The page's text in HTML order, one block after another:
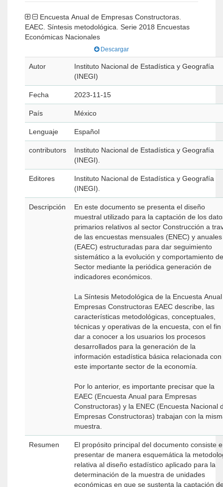
EAEC. Síntesis metodológica. Serie 2018 Encuestas
Económicas Nacionales
Descargar
Autor
Instituto Nacional de Estadística y Geografía
(INEGI)
Fecha 2023-11-15
País México
Lenguaje Español
contributors
Instituto Nacional de Estadística y Geografía
(INEGI).
Editores
Instituto Nacional de Estadística y Geografía
(INEGI).
Descripción
En este documento se presenta el diseño
muestral utilizado para la captación de los
primarios relativos al sector Construcción a
de las encuestas mensuales (ENEC) y anuales
(EAEC) estructuradas para dar seguimiento
sistemático a la evolución y comportamiento
Sector mediante la periódica generación de
indicadores económicos.
La Síntesis Metodológica de la Encuesta
Empresas Constructoras EAEC describe, las
características metodológicas, conceptuales,
técnicas y operativas de la encuesta, con el fin
dar a conocer a los usuarios los procesos
desarrollados para la generación de la
información estadística básica relacionada con
este importante sector de la economía.
Por lo anterior, es importante precisar que la
EAEC (Encuesta Anual para Empresas
Constructoras) y la ENEC (Encuesta Nacional
Empresas Constructoras) trabajan con la
muestra.
Resumen
El propósito principal del documento consiste
presentar de manera esquemática la
relativa al diseño estadístico aplicado para la
determinación de la muestra de unidades
económicas en que se sustenta la captación